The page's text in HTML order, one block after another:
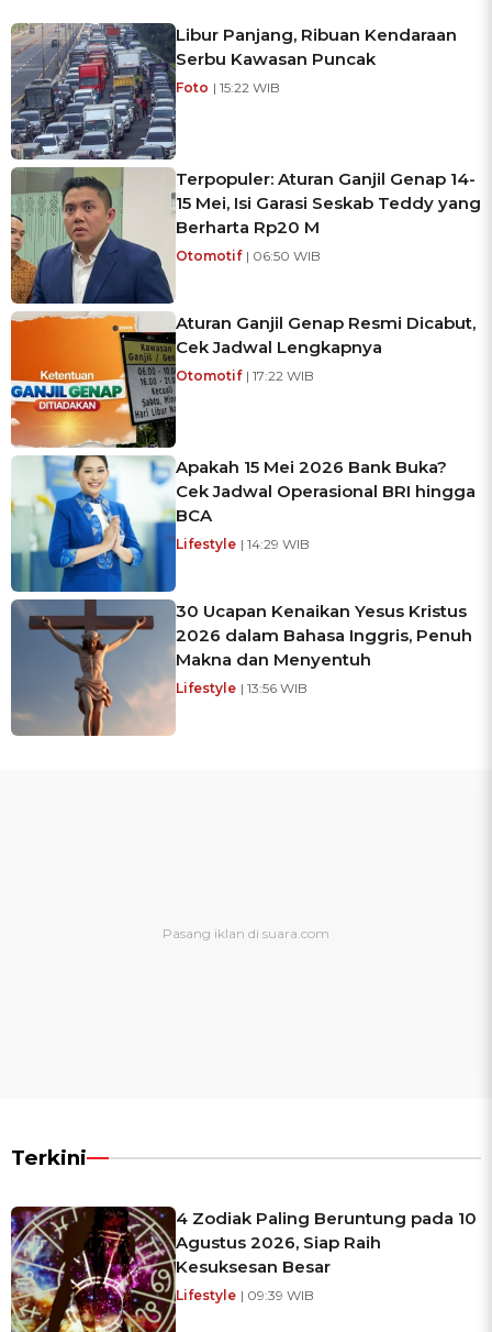
Libur Panjang, Ribuan Kendaraan
Serbu Kawasan Puncak
Foto | 15:22 WIB
Terpopuler: Aturan Ganjil Genap 14-
15 Mei, Isi Garasi Seskab Teddy yang
Berharta Rp20 M
Otomotif | 06:50 WIB
Aturan Ganjil Genap Resmi Dicabut,
Cek Jadwal Lengkapnya
Otomotif | 17:22 WIB
Apakah 15 Mei 2026 Bank Buka?
Cek Jadwal Operasional BRI hingga
BCA
Lifestyle | 14:29 WIB
30 Ucapan Kenaikan Yesus Kristus
2026 dalam Bahasa Inggris, Penuh
Makna dan Menyentuh
Lifestyle | 13:56 WIB
Terkini
4 Zodiak Paling Beruntung pada 10
Agustus 2026, Siap Raih
Kesuksesan Besar
Lifestyle | 09:39 WIB